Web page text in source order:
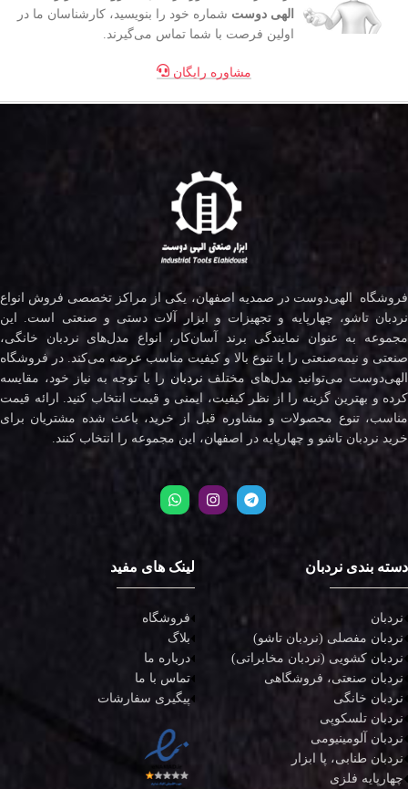
الهی دوست شماره خود را بنویسید، کارشناسان ما در
اولین فرصت با شما تماس می‌گیرند.
مشاوره رایگان
فروشگاه الهی‌دوست در صمدیه اصفهان، یکی از مراکز تخصصی فروش انواع
نردبان تاشو، چهارپایه و تجهیزات و ابزار آلات دستی و صنعتی است. این
مجموعه به عنوان نمایندگی برند آسان‌کار، انواع مدل‌های نردبان خانگی،
صنعتی و نیمه‌صنعتی را با تنوع بالا و کیفیت مناسب عرضه می‌کند. در فروشگاه
الهی‌دوست می‌توانید مدل‌های مختلف نردبان را با توجه به نیاز خود، مقایسه
کرده و بهترین گزینه را از نظر کیفیت، ایمنی و قیمت انتخاب کنید. ارائه قیمت
مناسب، تنوع محصولات و مشاوره قبل از خرید، باعث شده مشتریان برای
خرید نردبان تاشو و چهارپایه در اصفهان، این مجموعه را انتخاب کنند.
دسته بندی نردبان
نردبان
نردبان مفصلی (نردبان تاشو)
نردبان کشویی (نردبان مخابراتی)
نردبان صنعتی، فروشگاهی
نردبان خانگی
نردبان تلسکوپی
نردبان آلومینیومی
نردبان طنابی، پا ابزار
چهارپایه فلزی
لینک های مفید
فروشگاه
بلاگ
درباره ما
تماس با ما
پیگیری سفارشات